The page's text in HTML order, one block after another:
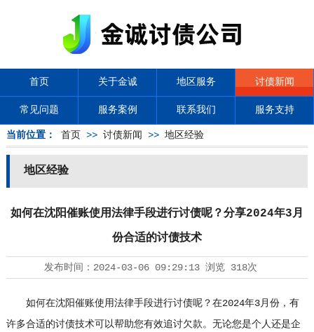
首页 关于金诚 地区服务 讨债新闻
常见问题 服务案例 联系我们 服务支持
当前位置： 首页 >> 讨债新闻 >> 地区经验
地区经验
如何在沈阳催账使用法律手段进行讨债呢？分享2024年3月
份合适的讨债技术
发布时间： 2024-03-06 09:29:13浏览 318次
如何在沈阳催账使用法律手段进行讨债呢？在2024年3月份，有
许多合适的讨债技术可以帮助您有效追讨欠款。无论您是个人还是企